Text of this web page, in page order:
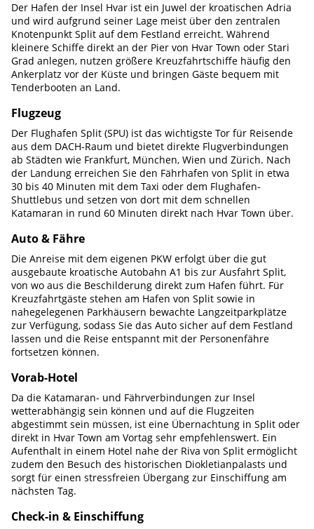
Der Hafen der Insel Hvar ist ein Juwel der kroatischen Adria
und wird aufgrund seiner Lage meist über den zentralen
Knotenpunkt Split auf dem Festland erreicht. Während
kleinere Schiffe direkt an der Pier von Hvar Town oder Stari
Grad anlegen, nutzen größere Kreuzfahrtschiffe häufig den
Ankerplatz vor der Küste und bringen Gäste bequem mit
Tenderbooten an Land.
Flugzeug
Der Flughafen Split (SPU) ist das wichtigste Tor für Reisende
aus dem DACH-Raum und bietet direkte Flugverbindungen
ab Städten wie Frankfurt, München, Wien und Zürich. Nach
der Landung erreichen Sie den Fährhafen von Split in etwa
30 bis 40 Minuten mit dem Taxi oder dem Flughafen-
Shuttlebus und setzen von dort mit dem schnellen
Katamaran in rund 60 Minuten direkt nach Hvar Town über.
Auto & Fähre
Die Anreise mit dem eigenen PKW erfolgt über die gut
ausgebaute kroatische Autobahn A1 bis zur Ausfahrt Split,
von wo aus die Beschilderung direkt zum Hafen führt. Für
Kreuzfahrtgäste stehen am Hafen von Split sowie in
nahegelegenen Parkhäusern bewachte Langzeitparkplätze
zur Verfügung, sodass Sie das Auto sicher auf dem Festland
lassen und die Reise entspannt mit der Personenfähre
fortsetzen können.
Vorab-Hotel
Da die Katamaran- und Fährverbindungen zur Insel
wetterabhängig sein können und auf die Flugzeiten
abgestimmt sein müssen, ist eine Übernachtung in Split oder
direkt in Hvar Town am Vortag sehr empfehlenswert. Ein
Aufenthalt in einem Hotel nahe der Riva von Split ermöglicht
zudem den Besuch des historischen Diokletianpalasts und
sorgt für einen stressfreien Übergang zur Einschiffung am
nächsten Tag.
Check-in & Einschiffung